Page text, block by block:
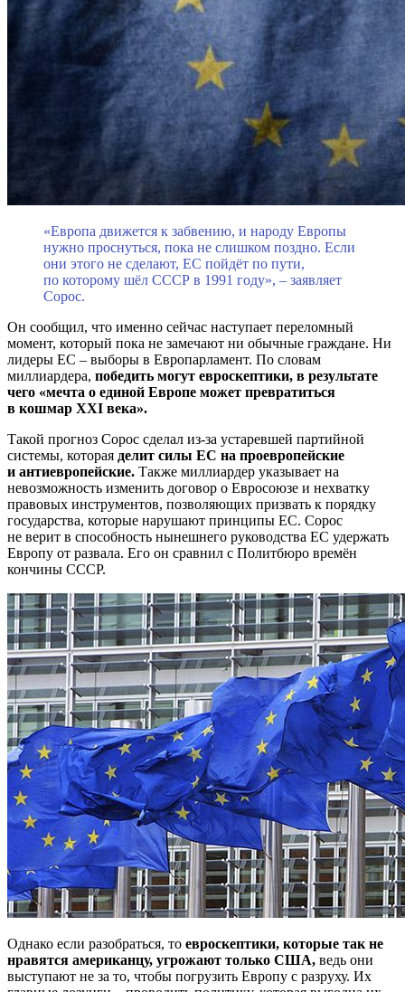
«Европа движется к забвению, и народу Европы
нужно проснуться, пока не слишком поздно. Если
они этого не сделают, ЕС пойдёт по пути,
по которому шёл СССР в 1991 году», – заявляет
Сорос.
Он сообщил, что именно сейчас наступает переломный
момент, который пока не замечают ни обычные граждане. Ни
лидеры ЕС – выборы в Европарламент. По словам
миллиардера, победить могут евроскептики, в результате
чего «мечта о единой Европе может превратиться
в кошмар XXI века».
Такой прогноз Сорос сделал из-за устаревшей партийной
системы, которая делит силы ЕС на проевропейские
и антиевропейские. Также миллиардер указывает на
невозможность изменить договор о Евросоюзе и нехватку
правовых инструментов, позволяющих призвать к порядку
государства, которые нарушают принципы ЕС. Сорос
не верит в способность нынешнего руководства ЕС удержать
Европу от развала. Его он сравнил с Политбюро времён
кончины СССР.
Однако если разобраться, то евроскептики, которые так не
нравятся американцу, угрожают только США, ведь они
выступают не за то, чтобы погрузить Европу с разруху. Их